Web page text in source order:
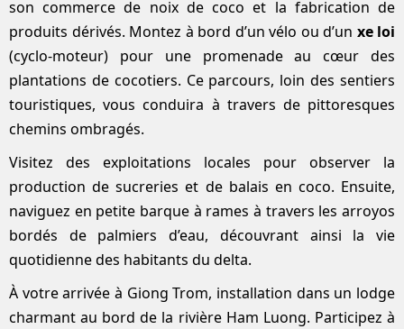
son commerce de noix de coco et la fabrication de
produits dérivés. Montez à bord d’un vélo ou d’un xe loi
(cyclo-moteur) pour une promenade au cœur des
plantations de cocotiers. Ce parcours, loin des sentiers
touristiques, vous conduira à travers de pittoresques
chemins ombragés.
Visitez des exploitations locales pour observer la
production de sucreries et de balais en coco. Ensuite,
naviguez en petite barque à rames à travers les arroyos
bordés de palmiers d’eau, découvrant ainsi la vie
quotidienne des habitants du delta.
À votre arrivée à Giong Trom, installation dans un lodge
charmant au bord de la rivière Ham Luong. Participez à